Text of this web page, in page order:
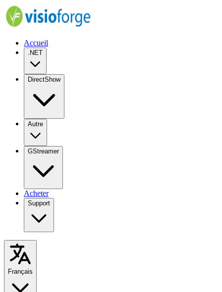
Accueil
.NET
DirectShow
Autre
GStreamer
Acheter
Support
Français